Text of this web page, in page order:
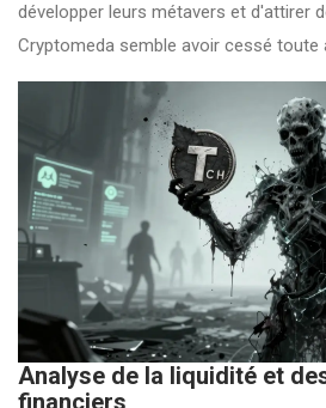
développer leurs métavers et d'attirer
Cryptomeda semble avoir cessé toute
Analyse de la liquidité et